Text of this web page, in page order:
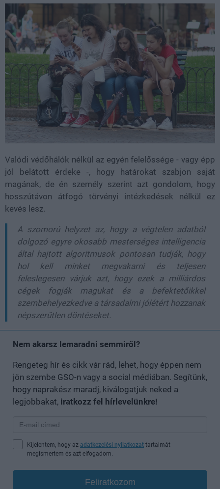
Valódi védőhálók nélkül az egyén felelőssége - vagy épp
jól belátott érdeke -, hogy határokat szabjon saját
magának, de én személy szerint azt gondolom, hogy
hosszútávon átfogó törvényi intézkedések nélkül ez
kevés lesz.
A szomorú helyzet az, hogy a végtelen adatból
dolgozó egyre okosabb mesterséges intelligencia
által hajtott algoritmusok pontosan tudják, hogy
hol kell minket megvakarni és teljesen
feleslegesen várjuk azt, hogy ezek a milliárdos
cégek fogják magukat és a befektetőikkel
szembehelyezkedve a társadalmi jólétért hozzanak
népszerűtlen döntéseket.
Nem akarsz lemaradni semmiről?
Rengeteg hír és cikk vár rád, lehet, hogy éppen nem
jön szembe GSO-n vagy a social médiában. Segítünk,
hogy naprakész maradj, kiválogatjuk neked a
legjobbakat, iratkozz fel hírlevelünkre!
Kijelentem, hogy az adatkezelési nyilatkozat tartalmát
megismertem és azt elfogadom.
Feliratkozom